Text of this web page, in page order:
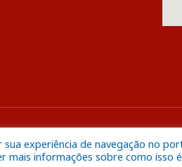
experiência de navegação no
mais informações sobre como isso